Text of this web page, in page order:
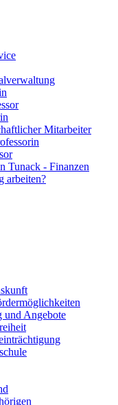
Mitarbeiter
Tunack - Finanzen
arbeiten?
und Angebote